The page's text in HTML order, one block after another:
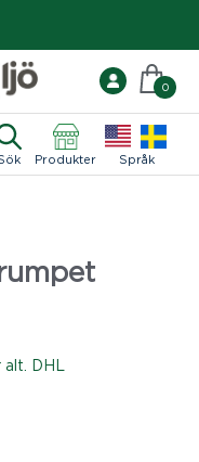
Produkter Språk
0
DHL